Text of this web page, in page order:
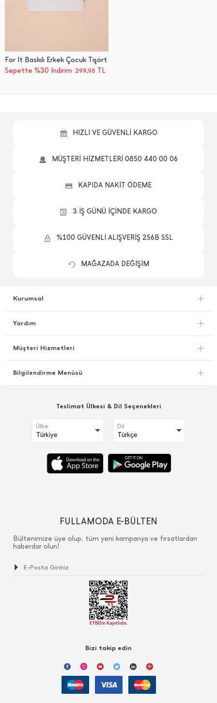
For İ̇t Baskılı Erkek Çocuk Tişört
Sepette %30 İndirim 299,98 TL
HIZLI VE GÜVENLİ KARGO
MÜŞTERİ HİZMETLERİ 0850 440 00 06
KAPIDA NAKİT ÖDEME
3 İŞ GÜNÜ İÇİNDE KARGO
%100 GÜVENLİ ALIŞVERİŞ 256B SSL
MAĞAZADA DEĞİŞİM
Kurumsal
Yardım
Müşteri Hizmetleri
Bilgilendirme Menüsü
Teslimat Ülkesi & Dil Seçenekleri
Ülke Dil
FULLAMODA E-BÜLTEN
Bültenimize üye olup, tüm yeni kampanya ve fırsatlardan
haberdar olun!
Bizi takip edin